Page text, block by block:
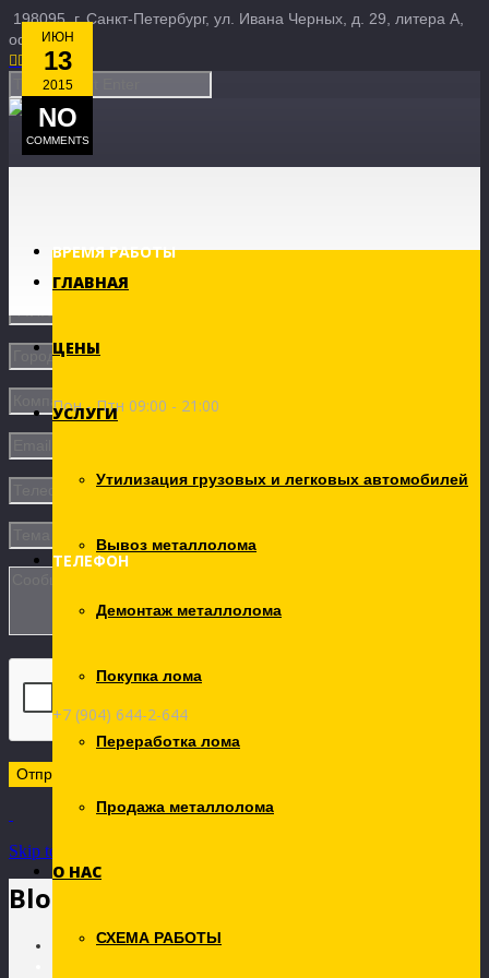
198095, г. Санкт-Петербург, ул. Ивана Черных, д. 29, литера А,
офис 3Б
 
ВРЕМЯ РАБОТЫ
Пон - Птн 09:00 - 21:00
ТЕЛЕФОН
+7 (904) 644-2-644
ГЛАВНАЯ
ЦЕНЫ
УСЛУГИ
Утилизация грузовых и легковых автомобилей
Вывоз металлолома
Демонтаж металлолома
Покупка лома
Переработка лома
Продажа металлолома
О НАС
СХЕМА РАБОТЫ
Skip to Content
Blog Archives
Главная
ИЮН
13
2015
NO
COMMENTS